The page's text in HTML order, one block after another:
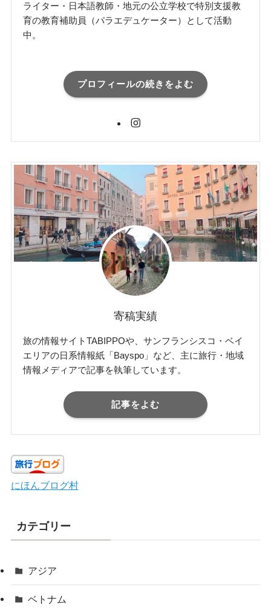
ライター・日本語教師・地元の公立学校で特別支援教
育の教育補助員（パラエデュケーター）として活動
中。
プロフィールの続きをよむ
寄稿実績
旅の情報サイトTABIPPOや、サンフランシスコ・ベイ
エリアの日系情報紙「Bayspo」など、主に旅行・地域
情報メディアで記事を執筆しています。
記事をよむ
にほんブログ村
カテゴリー
アジア
ベトナム